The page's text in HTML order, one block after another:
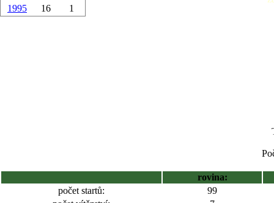
1995
16 1
rovina:
počet startů:
99